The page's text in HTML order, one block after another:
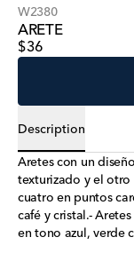
W2380
ARETE
$36
Description
Aretes con un
texturizado y el otro
cuatro en puntos
café y cristal.-
en tono azul, verde